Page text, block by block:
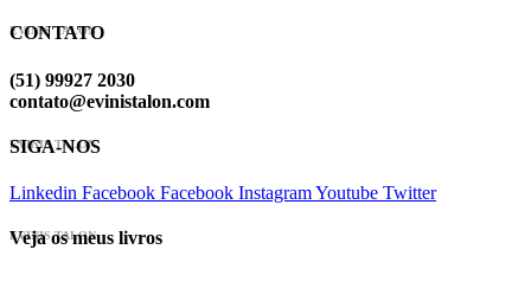
EVINIS TALON
CONTATO
(51) 99927 2030
contato@evinistalon.com
EVINIS TALON
SIGA-NOS
Linkedin Facebook Facebook InstagramYoutube Twitter
EVINIS TALON
Veja os meus livros